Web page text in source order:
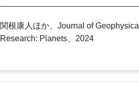
関根康人ほか、Journal of Geophysical
Research: Planets、2024